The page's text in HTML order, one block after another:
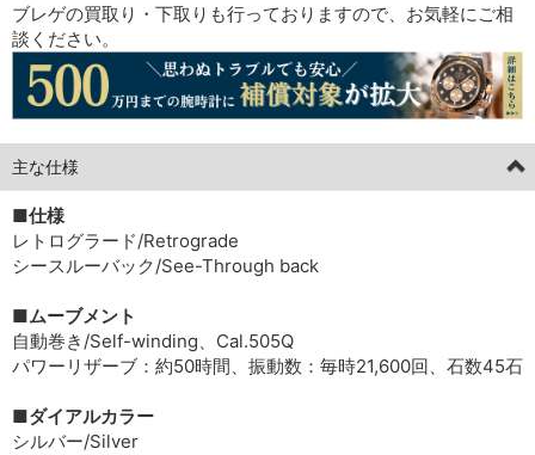
ブレゲの買取り・下取りも行っておりますので、お気軽にご相
談ください。
主な仕様
■仕様
レトログラード/Retrograde
シースルーバック/See-Through back
■ムーブメント
自動巻き/Self-winding、Cal.505Q
パワーリザーブ：約50時間、振動数：毎時21,600回、石数45石
■ダイアルカラー
シルバー/Silver